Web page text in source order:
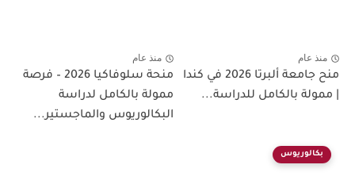
منذ عام
منح جامعة ألبرتا 2026 في كندا
| ممولة بالكامل للدراسة...
منذ عام
منحة سلوفاكيا 2026 – فرصة
ممولة بالكامل لدراسة
البكالوريوس والماجستير...
بكالوريوس